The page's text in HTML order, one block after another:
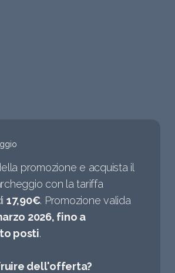
promozione e acquista il
con la tariffa
17,90€. Promozione valida
2026, fino a
posti.
dell'offerta?